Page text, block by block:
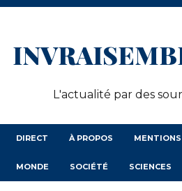
L'actualité par des
DIRECT À PROPOS MENTIONS
MONDE SOCIÉTÉ SCIENCES